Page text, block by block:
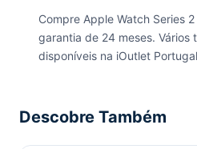
Compre Apple Watch Series
garantia de 24 meses. Vários
disponíveis na iOutlet
Descobre Também